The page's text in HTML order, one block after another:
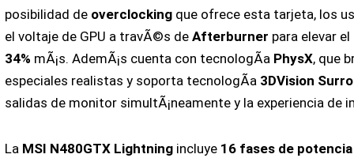
posibilidad de overclocking que ofrece esta tarjeta, los
el voltaje de GPU a travÃ©s deAfterburner para elevar
34% mÃ¡s. AdemÃ¡s cuenta con tecnologÃ­a PhysX, que
especiales realistas y soporta tecnologÃ­a 3DVision
salidas de monitor simultÃ¡neamente y la experiencia de
La MSI N480GTX Lightning incluye 16 fases de potencia